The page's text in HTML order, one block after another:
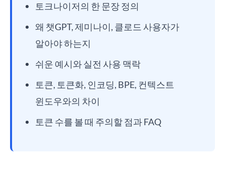
토크나이저의 한 문장 정의
왜 챗GPT, 제미나이, 클로드 사용자가
알아야 하는지
쉬운 예시와 실전 사용 맥락
토큰, 토큰화, 인코딩, BPE, 컨텍스트
윈도우와의 차이
토큰 수를 볼 때 주의할 점과 FAQ